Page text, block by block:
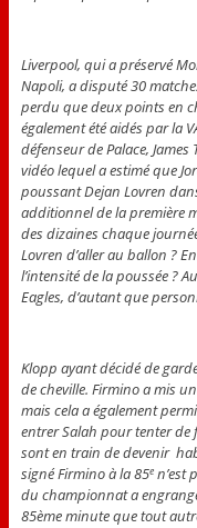
Liverpool, qui a préservé
Napoli, a disputé 30
perdu que deux points en
également été aidés par la
défenseur de Palace,
vidéo lequel a estimé que
poussant Dejan Lovren
additionnel de la première
des dizaines chaque
Lovren d’aller au ballon ?
l’intensité de la poussée ?
Eagles, d’autant que
Klopp ayant décidé de
de cheville. Firmino a mis
mais cela a également
entrer Salah pour tenter
sont en train de devenir
signé Firmino à la 85en’est
du championnat a
85ème minute que tout